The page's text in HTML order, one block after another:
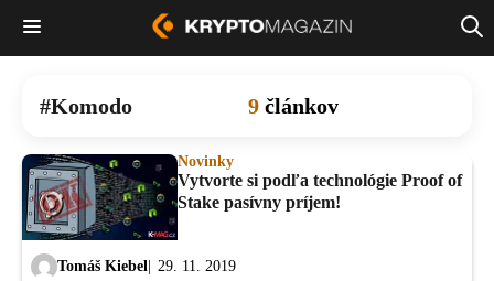
Komodo 9 článkov
Novinky
Vytvorte si podľa technológie Proof of
Stake pasívny príjem!
Tomáš Kiebel 29. 11. 2019